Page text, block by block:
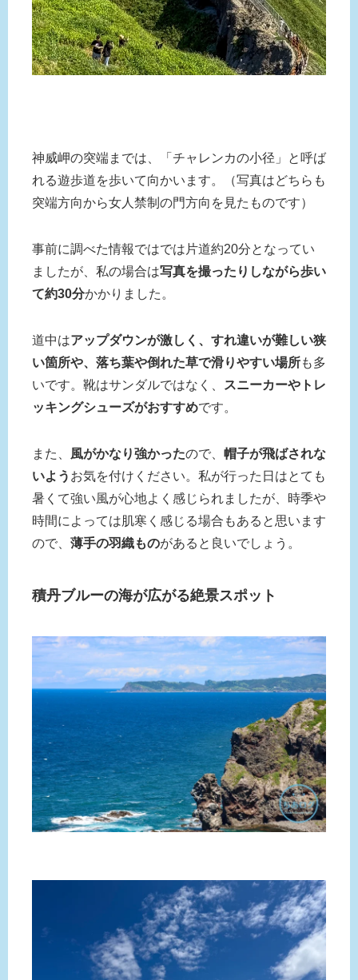
神威岬の突端までは、「チャレンカの小径」と呼ば
れる遊歩道を歩いて向かいます。（写真はどちらも
突端方向から女人禁制の門方向を見たものです）
事前に調べた情報ではでは片道約20分となってい
ましたが、私の場合は写真を撮ったりしながら歩い
て約30分かかりました。
道中はアップダウンが激しく、すれ違いが難しい狭
い箇所や、落ち葉や倒れた草で滑りやすい場所も多
いです。靴はサンダルではなく、 スニーカーやトレ
ッキングシューズがおすすめです。
また、 風がかなり強かったので、 帽子が飛ばされな
いよう お気を付けください。私が行った日はとても
暑くて強い風が心地よく感じられましたが、時季や
時間によっては肌寒く感じる場合もあると思います
ので、 薄手の羽織ものがあると良いでしょう。
積丹ブルーの海が広がる絶景スポット